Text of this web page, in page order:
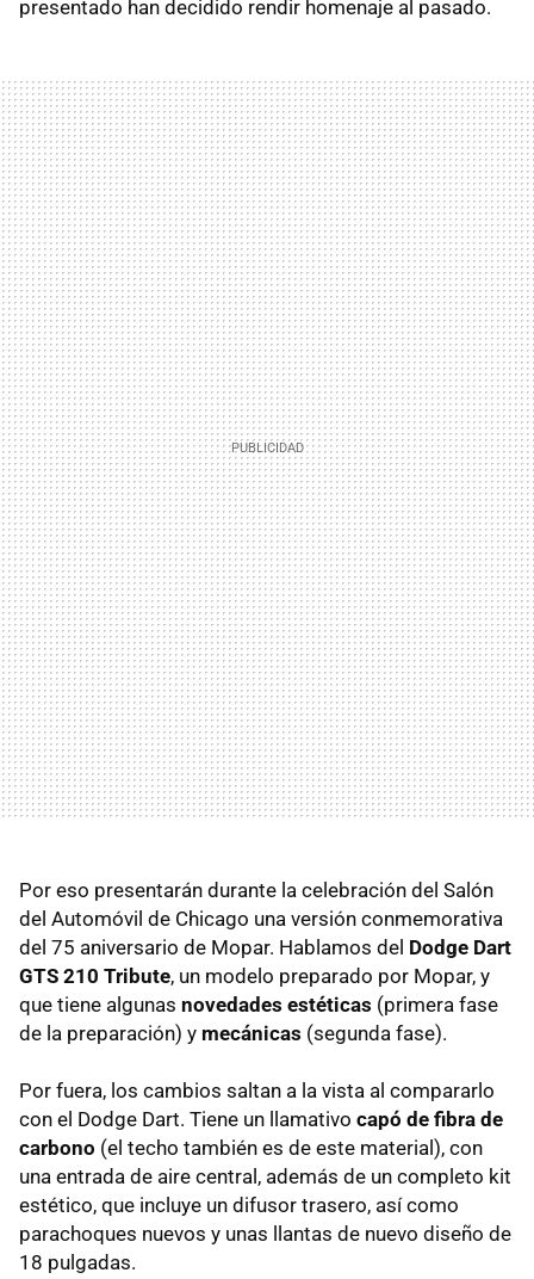
presentado han decidido rendir homenaje al pasado.
Por eso presentarán durante la celebración del Salón
del Automóvil de Chicago una versión conmemorativa
del 75 aniversario de Mopar. Hablamos del Dodge Dart
GTS 210 Tribute, un modelo preparado por Mopar, y
que tiene algunas novedades estéticas (primera fase
de la preparación) y mecánicas (segunda fase).
Por fuera, los cambios saltan a la vista al compararlo
con el Dodge Dart. Tiene un llamativo capó de fibra de
carbono (el techo también es de este material), con
una entrada de aire central, además de un completo kit
estético, que incluye un difusor trasero, así como
parachoques nuevos y unas llantas de nuevo diseño de
18 pulgadas.